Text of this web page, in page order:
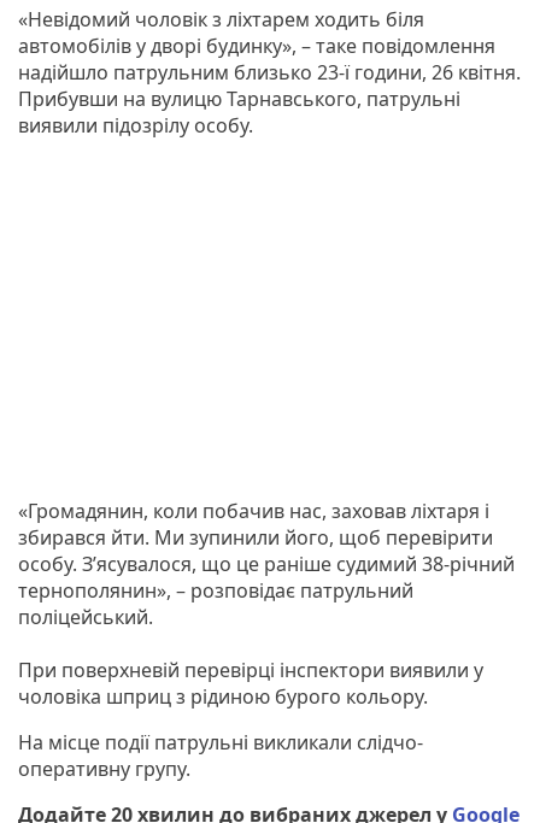
«Невідомий чоловік з ліхтарем ходить біля
автомобілів у дворі будинку», – таке повідомлення
надійшло патрульним близько 23-ї години, 26 квітня.
Прибувши на вулицю Тарнавського, патрульні
виявили підозрілу особу.
«Громадянин, коли побачив нас, заховав ліхтаря і
збирався йти. Ми зупинили його, щоб перевірити
особу. З’ясувалося, що це раніше судимий 38-річний
тернополянин», – розповідає патрульний
поліцейський.
При поверхневій перевірці інспектори виявили у
чоловіка шприц з рідиною бурого кольору.
На місце події патрульні викликали слідчо-
оперативну групу.
Додайте 20 хвилин до вибраних джерел у Google